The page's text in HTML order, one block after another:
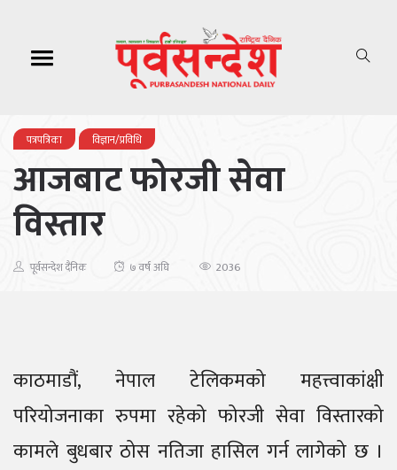
पत्रपत्रिका विज्ञान/प्रविधि
आजबाट फोरजी सेवा
विस्तार
पूर्वसन्देश दैनिक ७ वर्ष अघि 2036
काठमाडौं, नेपाल टेलिकमको महत्त्वाकांक्षी
परियोजनाका रुपमा रहेको फोरजी सेवा विस्तारको
कामले बुधबार ठोस नतिजा हासिल गर्न लागेको छ ।